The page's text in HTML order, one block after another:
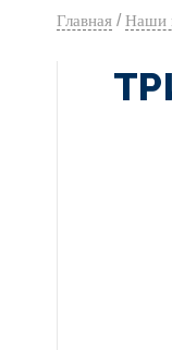
Главная /Наши